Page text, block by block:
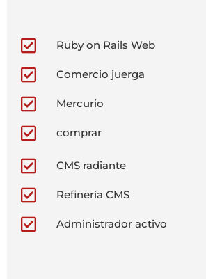
Ruby on Rails Web
Comercio juerga
Mercurio
comprar
CMS radiante
Refinería CMS
Administrador activo